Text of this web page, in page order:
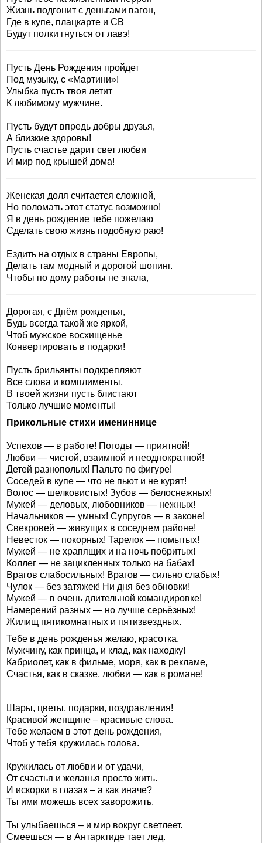
Жизнь подгонит с деньгами вагон,
Где в купе, плацкарте и СВ
Будут полки гнуться от лавэ!
Пусть День Рождения пройдет
Под музыку, с «Мартини»!
Улыбка пусть твоя летит
К любимому мужчине.
Пусть будут впредь добры друзья,
А близкие здоровы!
Пусть счастье дарит свет любви
И мир под крышей дома!
Женская доля считается сложной,
Но поломать этот статус возможно!
Я в день рождение тебе пожелаю
Сделать свою жизнь подобную раю!
Ездить на отдых в страны Европы,
Делать там модный и дорогой шопинг.
Чтобы по дому работы не знала,
Дорогая, с Днём рожденья,
Будь всегда такой же яркой,
Чтоб мужское восхищенье
Конвертировать в подарки!
Пусть брильянты подкрепляют
Все слова и комплименты,
В твоей жизни пусть блистают
Только лучшие моменты!
Прикольные стихи имениннице
Успехов — в работе! Погоды — приятной!
Любви — чистой, взаимной и неоднократной!
Детей разнополых! Пальто по фигуре!
Соседей в купе — что не пьют и не курят!
Волос — шелковистых! Зубов — белоснежных!
Мужей — деловых, любовников — нежных!
Начальников — умных! Супругов — в законе!
Свекровей — живущих в соседнем районе!
Невесток — покорных! Тарелок — помытых!
Мужей — не храпящих и на ночь побритых!
Коллег — не зацикленных только на бабах!
Врагов слабосильных! Врагов — сильно слабых!
Чулок — без затяжек! Ни дня без обновки!
Мужей — в очень длительной командировке!
Намерений разных — но лучше серьёзных!
Жилищ пятикомнатных и пятизвездных.
Тебе в день рожденья желаю, красотка,
Мужчину, как принца, и клад, как находку!
Кабриолет, как в фильме, моря, как в рекламе,
Счастья, как в сказке, любви — как в романе!
Шары, цветы, подарки, поздравления!
Красивой женщине – красивые слова.
Тебе желаем в этот день рождения,
Чтоб у тебя кружилась голова.
Кружилась от любви и от удачи,
От счастья и желанья просто жить.
И искорки в глазах – а как иначе?
Ты ими можешь всех заворожить.
Ты улыбаешься – и мир вокруг светлеет.
Смеешься — в Антарктиде тает лед.